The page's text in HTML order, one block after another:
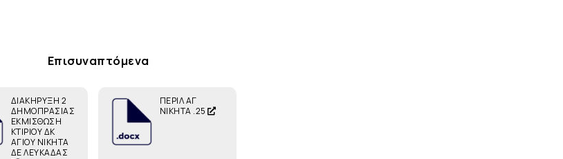
Επισυναπτόμενα
ΔΙΑΚΗΡΥΞΗ 2
ΔΗΜΟΠΡΑΣΙΑΣ
ΕΚΜΙΣΘΩΣΗ
ΚΤΙΡΙΟΥ ΔΚ
ΑΓΙΟΥ ΝΙΚΗΤΑ
ΔΕ ΛΕΥΚΑΔΑΣ
ΠΕΡΙΛ ΑΓ
ΝΙΚΗΤΑ .25